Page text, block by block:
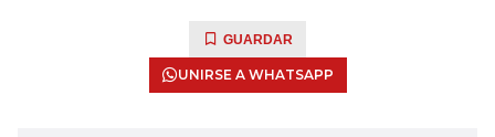
GUARDAR
UNIRSE A WHATSAPP